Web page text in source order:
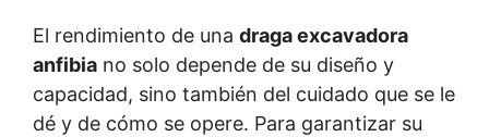
El rendimiento de una draga excavadora
anfibia no solo depende de su diseño y
capacidad, sino también del cuidado que se le
dé y de cómo se opere. Para garantizar su